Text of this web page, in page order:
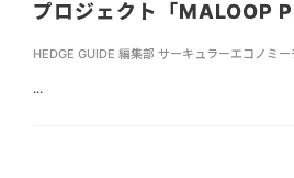
プロジェクト「MALOOP
HEDGE GUIDE 編集部 サーキュラーエコノミー
...